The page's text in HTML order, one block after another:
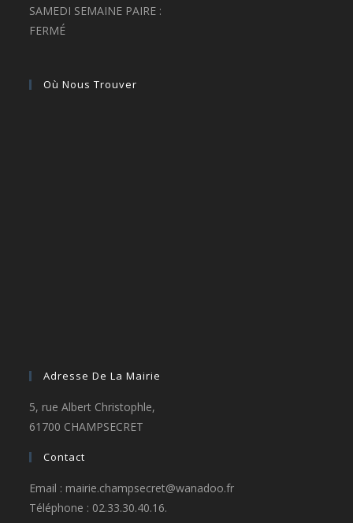
SAMEDI SEMAINE PAIRE :
FERMÉ
Où Nous Trouver
Adresse De La Mairie
5, rue Albert Christophle,
61700 CHAMPSECRET
Contact
Email : mairie.champsecret@wanadoo.fr
Téléphone : 02.33.30.40.16.